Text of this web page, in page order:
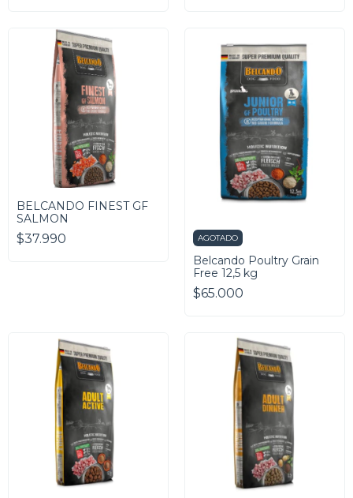
BELCANDO FINEST GF
SALMON
$37.990 AGOTADO
Belcando Poultry Grain
Free 12,5 kg
$65.000